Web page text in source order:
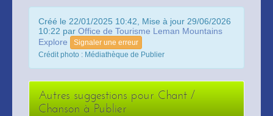
Créé le 22/01/2025 10:42, Mise à jour 29/06/2026
10:22 par Office de Tourisme Leman Mountains
Explore
Signaler une erreur
Crédit photo : Médiathèque de Publier
Autres suggestions pour Chant /
Chanson à Publier